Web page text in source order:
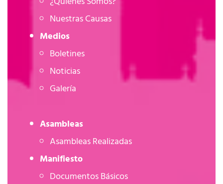
Nuestras Causas
Medios
Boletines
Noticias
Galería
Asambleas
Asambleas Realizadas
Manifiesto
Documentos Básicos